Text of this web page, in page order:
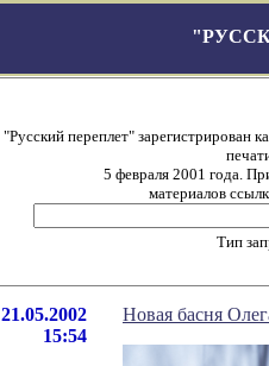
"Русский переплет" зарегистрирован
5 февраля 2001 года.
материалов
Тип
21.05.2002
15:54
Новая басня